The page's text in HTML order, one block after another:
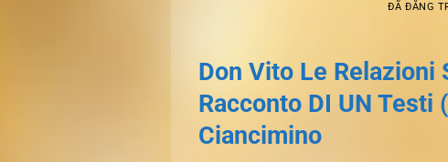
ĐÃ ĐĂNG
Don Vito Le Relazioni
Racconto DI UN
Ciancimino